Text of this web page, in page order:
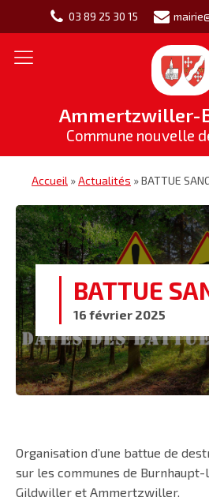
03 89 25 30 15
Ammertzwiller-
Commune nouvelle
Accueil »Actualités »BATTUE
BATTUE
16 février 2025
Organisation d’une battue de
sur les communes de
Gildwiller et Ammertzwiller.